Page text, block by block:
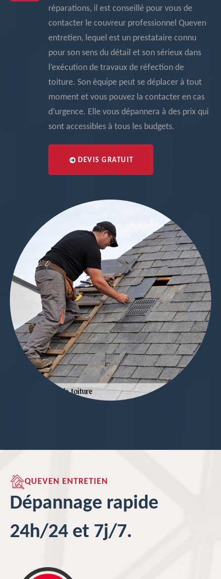
réparations, il est conseillé pour vous de
contacter le couvreur professionnel Queven
entretien, lequel est un prestataire connu
pour son sens du détail et son sérieux dans
l’exécution de travaux de réfection de
toiture. Son équipe peut se déplacer à tout
moment et vous pouvez la contacter en cas
d’urgence. Elle vous dépannera à des prix qui
sont accessibles à tous les budgets.
DEVIS GRATUIT
QUEVEN ENTRETIEN
Dépannage rapide
24h/24 et 7j/7.